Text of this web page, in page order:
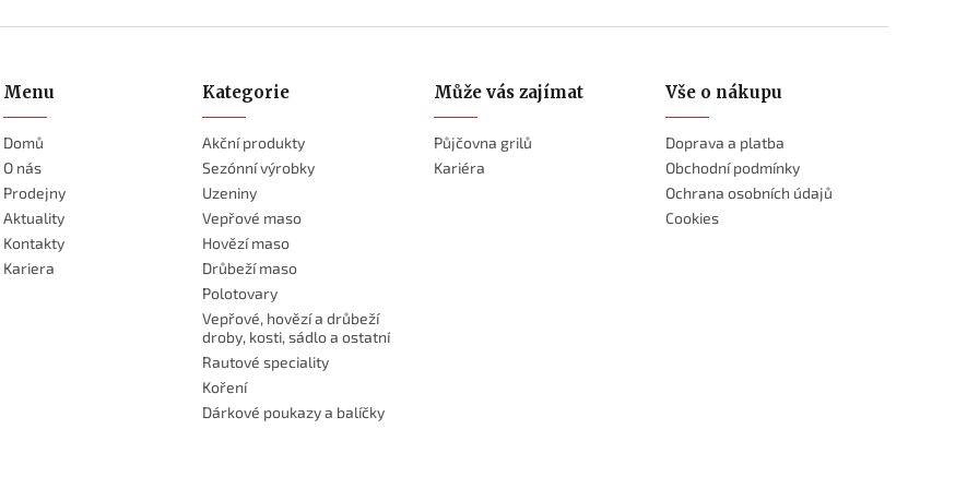
Menu
Domů
O nás
Prodejny
Aktuality
Kontakty
Kariera
Kategorie
Akční produkty
Sezónní výrobky
Uzeniny
Vepřové maso
Hovězí maso
Drůbeží maso
Polotovary
Vepřové, hovězí a drůbeží
droby, kosti, sádlo a ostatní
Rautové speciality
Koření
Dárkové poukazy a balíčky
Může vás zajímat
Půjčovna grilů
Kariéra
Vše o nákupu
Doprava a platba
Obchodní podmínky
Ochrana osobních údajů
Cookies